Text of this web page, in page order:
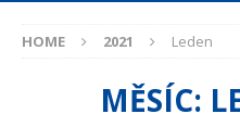
HOME 2021 Leden
MĚSÍC: